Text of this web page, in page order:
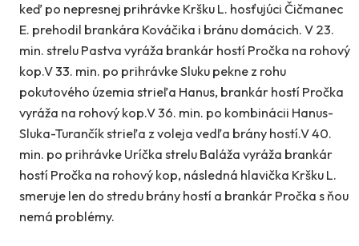
keď po nepresnej prihrávke Kršku L. hosťujúci Čičmanec
E. prehodil brankára Kováčika i bránu domácich. V 23.
min. strelu Pastva vyráža brankár hostí Pročka na rohový
kop.V 33. min. po prihrávke Sluku pekne z rohu
pokutového územia strieľa Hanus, brankár hostí Pročka
vyráža na rohový kop.V 36. min. po kombinácii Hanus-
Sluka-Turančík strieľa z voleja vedľa brány hostí.V 40.
min. po prihrávke Uríčka strelu Baláža vyráža brankár
hostí Pročka na rohový kop, následná hlavička Kršku L.
smeruje len do stredu brány hostí a brankár Pročka s ňou
nemá problémy.